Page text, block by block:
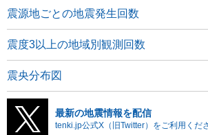
震源地ごとの地震発生回数
震度3以上の地域別観測回数
震央分布図
最新の地震情報を配信
tenki.jp公式X（旧Twitter）をご利用くだ